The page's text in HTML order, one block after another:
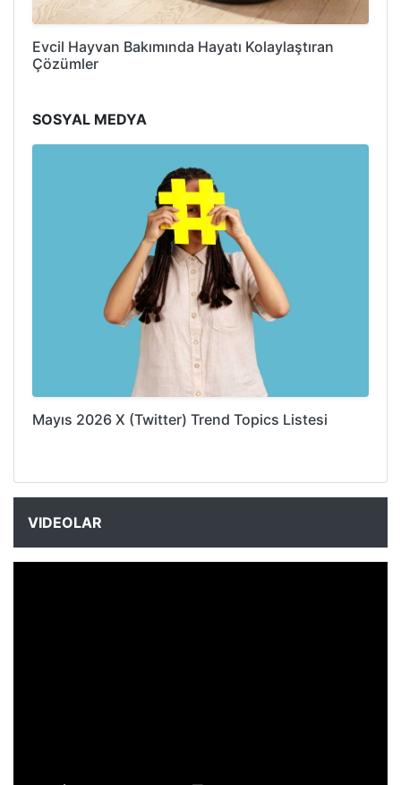
Evcil Hayvan Bakımında Hayatı Kolaylaştıran
Çözümler
SOSYAL MEDYA
Mayıs 2026 X (Twitter) Trend Topics Listesi
VIDEOLAR